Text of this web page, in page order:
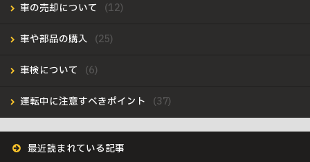
車の売却について
車や部品の購入
車検について
運転中に注意すべきポイント
最近読まれている記事